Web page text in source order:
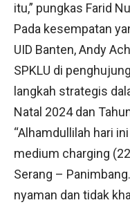
itu,” pungkas Farid
Pada kesempatan
UID Banten, Andy
SPKLU di
langkah strategis
Natal 2024 dan
“Alhamdullilah hari
medium charging
Serang –
nyaman dan tidak